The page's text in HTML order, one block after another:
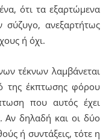
ότι τα εξαρτώμενα
σύζυγο, ανεξαρτήτως
ή όχι.
τέκνων λαμβάνεται
της έκπτωσης φόρου
που αυτός έχει
Αν δηλαδή και οι δύο
ή συντάξεις, τότε η